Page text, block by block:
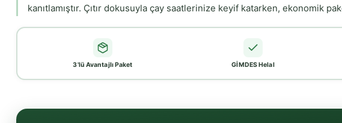
kanıtlamıştır. Çıtır dokusuyla çay saatlerinize keyif katarken, ekonomik
3'lü Avantajlı Paket GİMDES Helal